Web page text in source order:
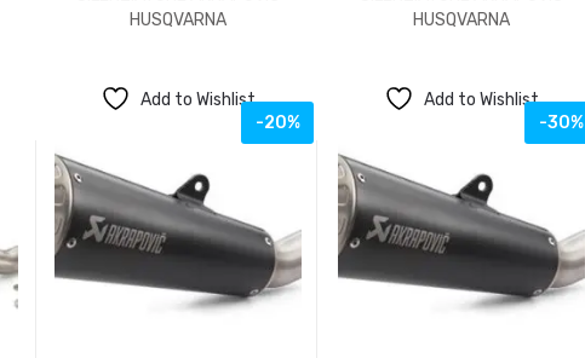
HUSQVARNA
HUSQVARNA
Add to Wishlist
-20%
Add to Wishlist
-30%